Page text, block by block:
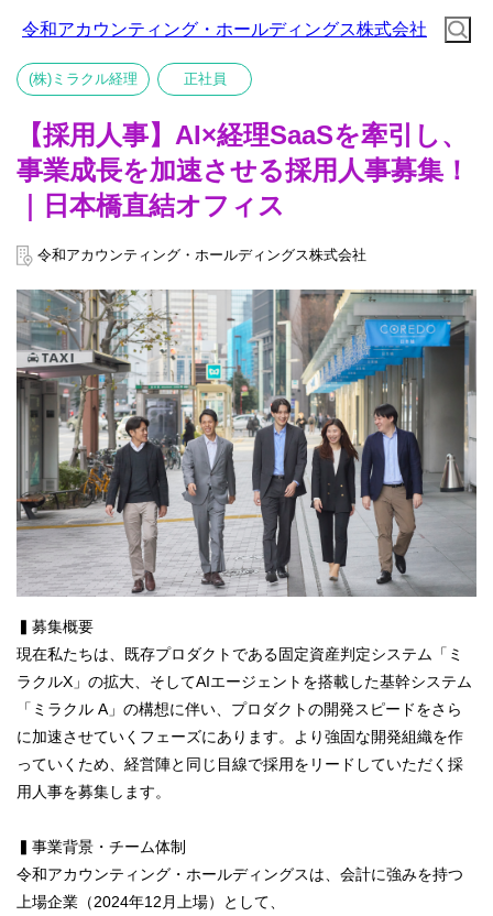
令和アカウンティング・ホールディングス株式会社
(株)ミラクル経理 正社員
【採用人事】AI×経理SaaSを牽引し、
事業成長を加速させる採用人事募集！
｜日本橋直結オフィス
令和アカウンティング・ホールディングス株式会社
▍募集概要
現在私たちは、既存プロダクトである固定資産判定システム「ミ
ラクルX」の拡大、そしてAIエージェントを搭載した基幹システム
「ミラクル A」の構想に伴い、プロダクトの開発スピードをさら
に加速させていくフェーズにあります。より強固な開発組織を作
っていくため、経営陣と同じ目線で採用をリードしていただく採
用人事を募集します。
▍事業背景・チーム体制
令和アカウンティング・ホールディングスは、会計に強みを持つ
上場企業（2024年12月上場）として、